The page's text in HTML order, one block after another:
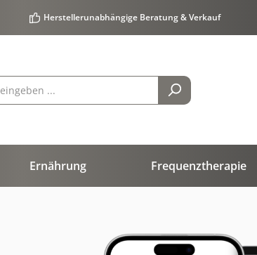
Herstellerunabhängige Beratung & Verkauf
Ernährung Frequenztherapie